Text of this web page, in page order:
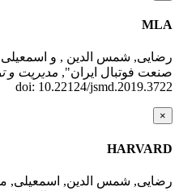
MLA
رضایی, شمس الدین , و
صنعت فوتبال ایران", مدیریت و
doi: 10.22124/jsmd.2019.3722
×
HARVARD